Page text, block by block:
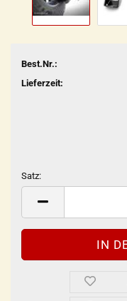
Best.Nr.:
Lieferzeit:
Satz:
Satz